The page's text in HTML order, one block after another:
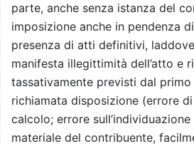
parte, anche senza istanza del
imposizione anche in pendenza
presenza di atti definitivi,
manifesta illegittimità dell’atto e
tassativamente previsti dal primo
richiamata disposizione (errore
calcolo; errore
materiale del contribuente,